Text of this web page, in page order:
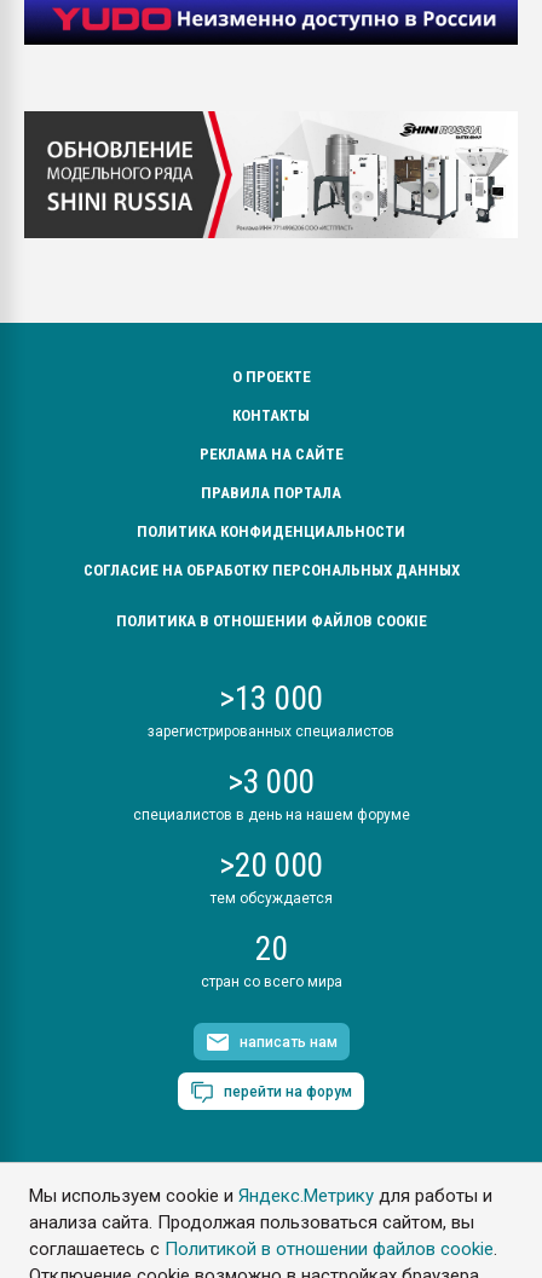
Мы используем cookie иЯндекс.Метрику для работы и
анализа сайта. Продолжая пользоваться сайтом, вы
соглашаетесь с Политикой в отношении файлов cookie.
О ПРОЕКТЕ
КОНТАКТЫ
РЕКЛАМА НА САЙТЕ
ПРАВИЛА ПОРТАЛА
ПОЛИТИКА КОНФИДЕНЦИАЛЬНОСТИ
СОГЛАСИЕ НА ОБРАБОТКУ ПЕРСОНАЛЬНЫХ ДАННЫХ
ПОЛИТИКА В ОТНОШЕНИИ ФАЙЛОВ COOKIE
>13 000
зарегистрированных специалистов
>3 000
специалистов в день на нашем форуме
>20 000
тем обсуждается
20
стран со всего мира
написать нам
перейти на форум
ПластЭксперт © 2006. Все права защищены
Разрешается копирование материалов сайта с обязательной
ссылкой на www.e-plastic.ru
Разработка сайта